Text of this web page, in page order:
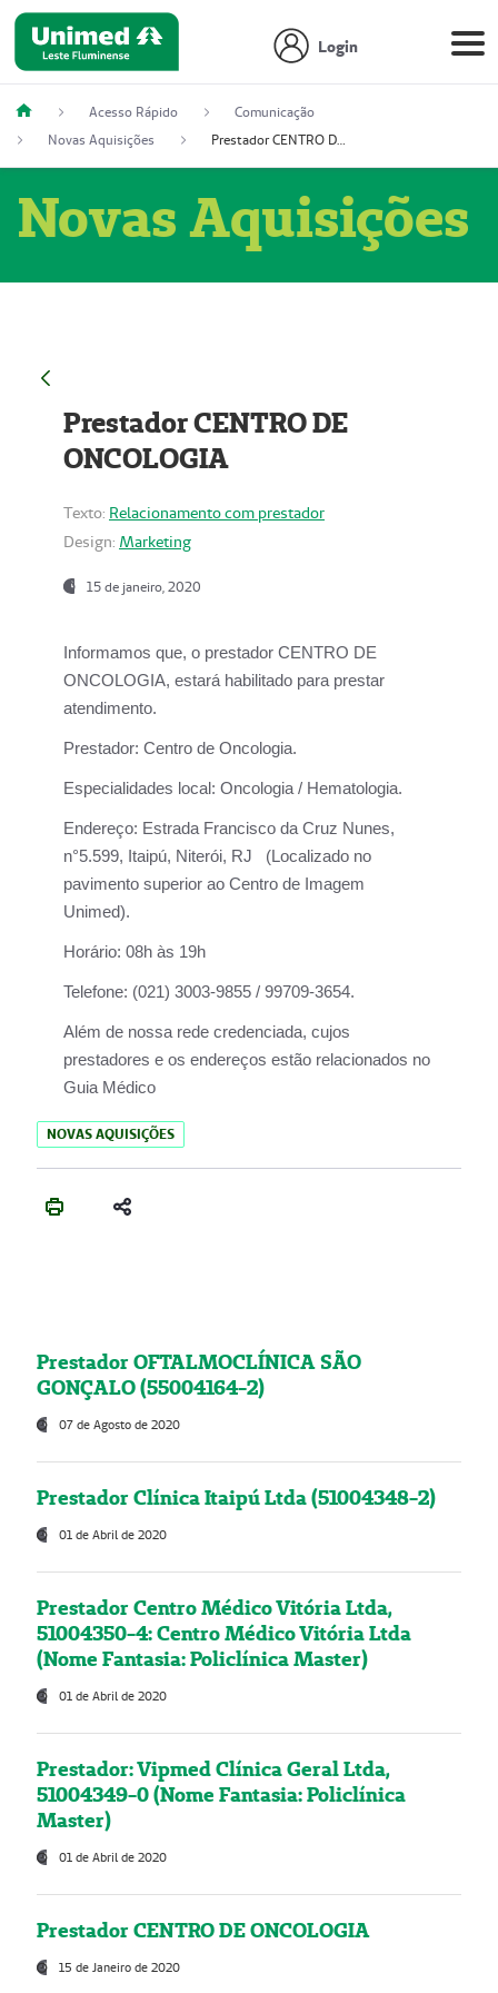
Login
Acesso Rápido
Comunicação
Novas Aquisições
Prestador CENTRO DE ONCOLOGIA
Novas Aquisições
Prestador CENTRO DE
ONCOLOGIA
Texto: Relacionamento com prestador
Design: Marketing
15 de janeiro, 2020
Informamos que, o prestador CENTRO DE
ONCOLOGIA, estará habilitado para prestar
atendimento.
Prestador: Centro de Oncologia.
Especialidades local: Oncologia / Hematologia.
Endereço: Estrada Francisco da Cruz Nunes,
n°5.599, Itaipú, Niterói, RJ (Localizado no
pavimento superior ao Centro de Imagem
Unimed).
Horário: 08h às 19h
Telefone: (021) 3003-9855 / 99709-3654.
Além de nossa rede credenciada, cujos
prestadores e os endereços estão relacionados no
Guia Médico
NOVAS AQUISIÇÕES
Prestador OFTALMOCLÍNICA SÃO
GONÇALO (55004164-2)
07 de Agosto de 2020
Prestador Clínica Itaipú Ltda (51004348-2)
01 de Abril de 2020
Prestador Centro Médico Vitória Ltda,
51004350-4: Centro Médico Vitória Ltda
(Nome Fantasia: Policlínica Master)
01 de Abril de 2020
Prestador: Vipmed Clínica Geral Ltda,
51004349-0 (Nome Fantasia: Policlínica
Master)
01 de Abril de 2020
Prestador CENTRO DE ONCOLOGIA
15 de Janeiro de 2020